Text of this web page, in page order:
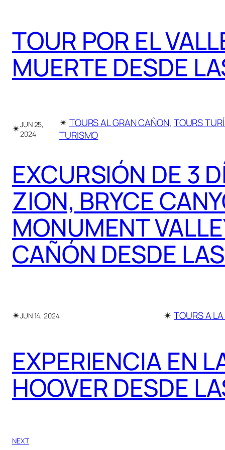
TOUR POR EL
MUERTE DESDE
✴︎JUN 25,
2024
✴︎TOURS AL GRAN CAÑON, TOURS
TURISMO
EXCURSIÓN DE 3
ZION, BRYCE
MONUMENT
CAÑÓN DESDE
✴︎JUN 14, 2024 ✴︎TOURS A
EXPERIENCIA EN
HOOVER DESDE
NEXT